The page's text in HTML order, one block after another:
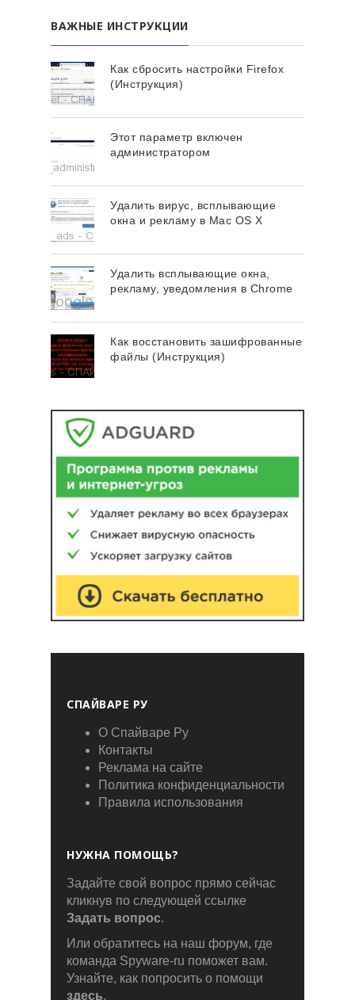
ВАЖНЫЕ ИНСТРУКЦИИ
Как сбросить настройки Firefox
(Инструкция)
Этот параметр включен
администратором
Удалить вирус, всплывающие
окна и рекламу в Mac OS X
Удалить всплывающие окна,
рекламу, уведомления в Chrome
Как восстановить зашифрованные
файлы (Инструкция)
СПАЙВАРЕ РУ
О Спайваре Ру
Контакты
Реклама на сайте
Политика конфиденциальности
Правила использования
НУЖНА ПОМОЩЬ?
Задайте свой вопрос прямо сейчас
кликнув по следующей ссылке
Задать вопрос.
Или обратитесь на наш форум, где
команда Spyware-ru поможет вам.
Узнайте, как попросить о помощи
здесь.